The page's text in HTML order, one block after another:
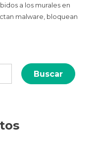
a los murales en
malware, bloquean